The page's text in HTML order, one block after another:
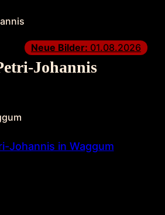
Neue Bilder: 01.08.2026
Johannis